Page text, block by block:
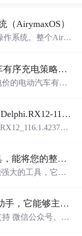
（AirymaxOS）
作系统。整个Airy
基于多时段动态电价的电动汽车有序充电策略优化（Matlab代码实现）
的电动汽车有序
段电价模型，深
，构建了兼顾经
再生能源消纳能
。研究进一步考
型在实际应用中
电网、电动汽车
技术人员。; 使
宅区充电桩等集
Delphi 13.1控件之TatukGIS-DK.Delphi.RX12-116.1.42371.exe.zip
Repomix 是一款功能强大的工具，能将您的整个代码库打包成单个 AI 友好型文件
大的工具，它能
DeepSeek、Perple
，它是完美的选
CowAgent 是一款开源超级 AI 助手，它能够主动规划任务、控制您的计算机和外部服务、创建并运行技能、构建个人知识库和长期记忆，并通过自我进化与您共同成长-是 Agent Harness 工程
微信公众号、企